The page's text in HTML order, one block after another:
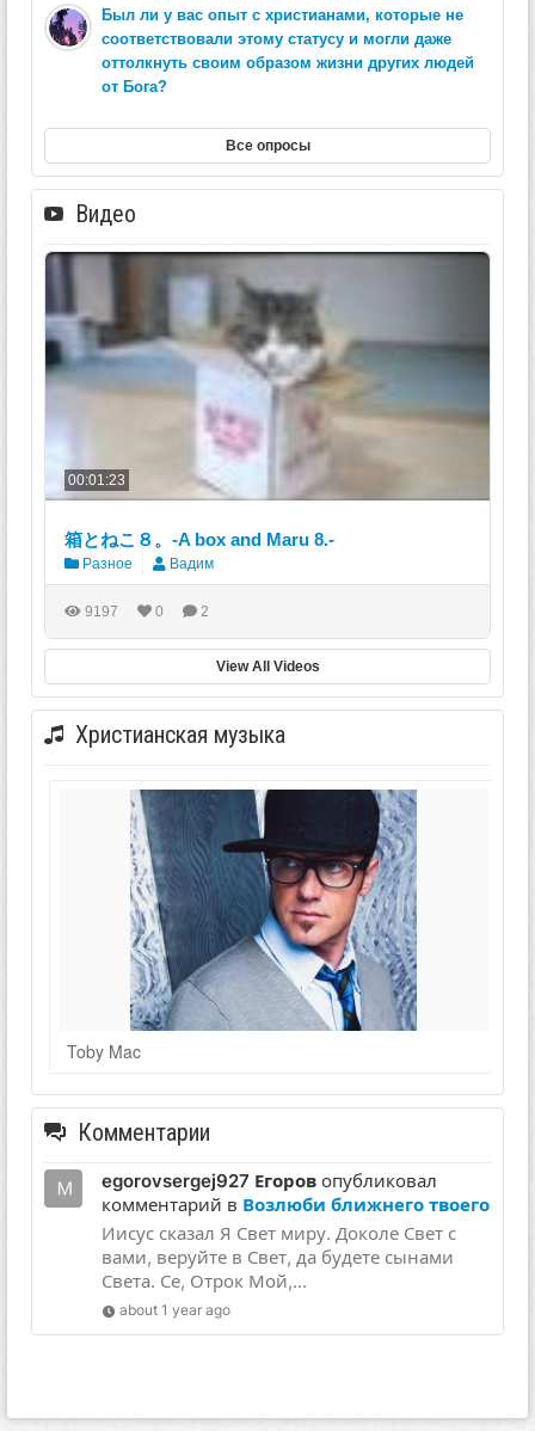
Был ли у вас опыт с христианами, которые не
соответствовали этому статусу и могли даже
оттолкнуть своим образом жизни других людей
от Бога?
Все опросы
Видео
00:01:23
箱とねこ８。-A box and Maru 8.-
Разное Вадим
9197 0 2
View All Videos
Христианская музыка
Toby Mac
Комментарии
egorovsergej927 Егоров опубликовал
комментарий в Возлюби ближнего твоего
Иисус сказал Я Свет миру. Доколе Свет с
вами, веруйте в Свет, да будете сынами
Света. Се, Отрок Мой,...
about 1 year ago